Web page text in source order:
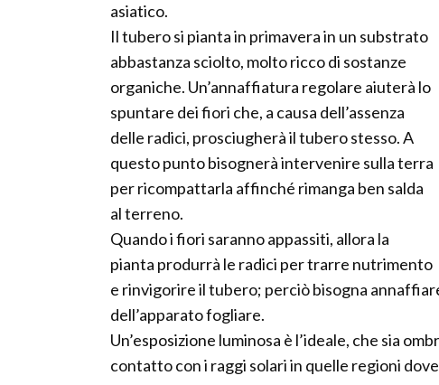
asiatico.
Il tubero si pianta in primavera in un substrato
abbastanza sciolto, molto ricco di sostanze
organiche. Un’annaffiatura regolare aiuterà lo
spuntare dei fiori che, a causa dell’assenza
delle radici, prosciugherà il tubero stesso. A
questo punto bisognerà intervenire sulla terra
per ricompattarla affinché rimanga ben salda
al terreno.
Quando i fiori saranno appassiti, allora la
pianta produrrà le radici per trarre nutrimento
e rinvigorire il tubero; perciò bisogna
dell’apparato fogliare.
Un’esposizione luminosa è l’ideale, che sia
contatto con i raggi solari in quelle regioni